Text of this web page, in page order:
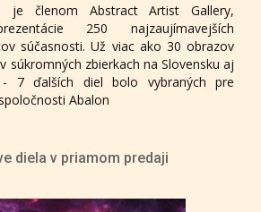
je členom Abstract Artist Gallery,
250 najzaujímavejších
súčasnosti. Už viac ako 30 obrazov
súkromných zbierkach na Slovensku aj
7 ďalších diel bolo vybraných pre
Abalon
diela v priamom predaji